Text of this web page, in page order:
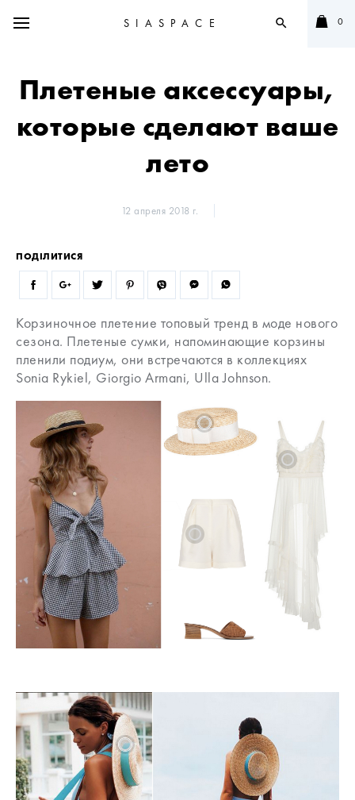
SIASPACE search 0
Плетеные аксессуары,
которые сделают ваше
лето
12 апреля 2018 г.
ПОДІЛИТИСЯ
Корзиночное плетение топовый тренд в моде нового
сезона. Плетеные сумки, напоминающие корзины
пленили подиум, они встречаются в коллекциях
Sonia Rykiel, Giorgio Armani, Ulla Johnson.